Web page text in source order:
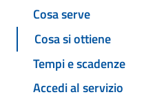
Cosa serve
Cosa si ottiene
Tempi e scadenze
Accedi al servizio